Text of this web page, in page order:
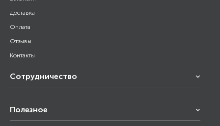
Доставка
Оплата
Отзывы
Контакты
Сотрудничество
Снабжение строительства
Полезное